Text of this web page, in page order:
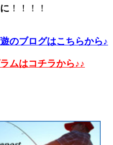
！！！！
のブログはこちらから♪
ムはコチラから♪♪